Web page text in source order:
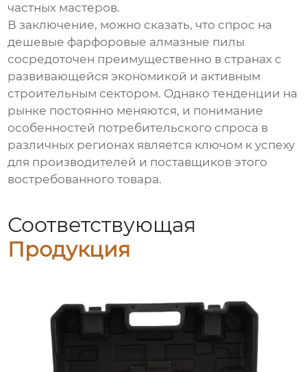
частных мастеров.
В заключение, можно сказать, что спрос на
дешевые фарфоровые алмазные пилы
сосредоточен преимущественно в странах с
развивающейся экономикой и активным
строительным сектором. Однако тенденции на
рынке постоянно меняются, и понимание
особенностей потребительского спроса в
различных регионах является ключом к успеху
для производителей и поставщиков этого
востребованного товара.
Соответствующая
Продукция